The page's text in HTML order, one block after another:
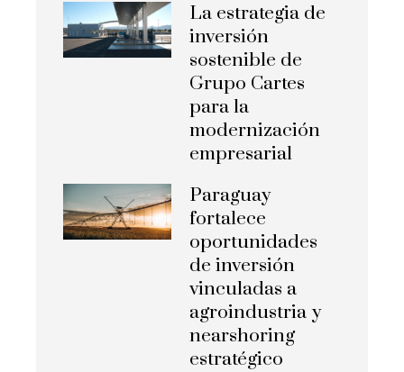
La estrategia de
inversión
sostenible de
Grupo Cartes
para la
modernización
empresarial
Paraguay
fortalece
oportunidades
de inversión
vinculadas a
agroindustria y
nearshoring
estratégico